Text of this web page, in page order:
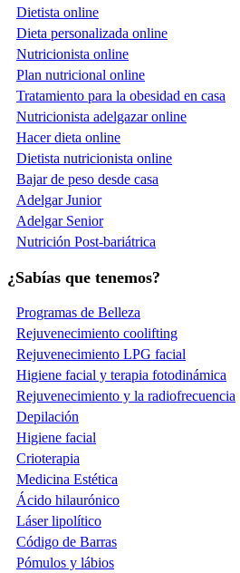
Dietista online
Dieta personalizada online
Nutricionista online
Plan nutricional online
Tratamiento para la obesidad en casa
Nutricionista adelgazar online
Hacer dieta online
Dietista nutricionista online
Bajar de peso desde casa
Adelgar Junior
Adelgar Senior
Nutrición Post-bariátrica
¿Sabías que tenemos?
Programas de Belleza
Rejuvenecimiento coolifting
Rejuvenecimiento LPG facial
Higiene facial y terapia fotodinámica
Rejuvenecimiento y la radiofrecuencia
Depilación
Higiene facial
Crioterapia
Medicina Estética
Ácido hilaurónico
Láser lipolítico
Código de Barras
Pómulos y lábios